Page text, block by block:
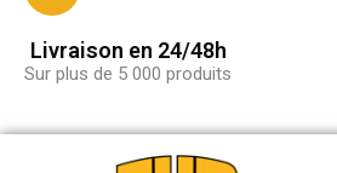
Livraison en 24/48h
Sur plus de 5 000 produits